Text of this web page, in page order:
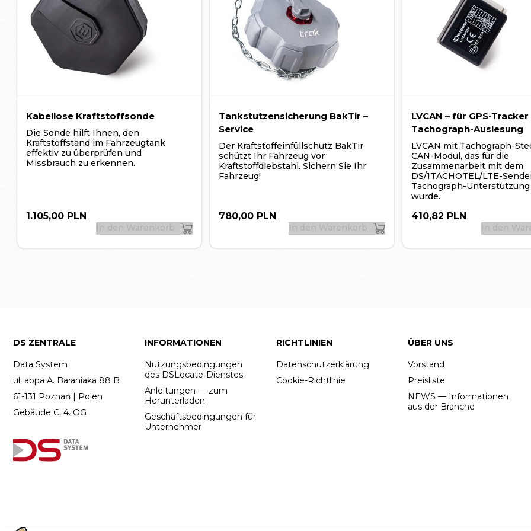
Smartphone gesendet und erscheinen auf dem Bildschirm des Smartphones. Wird die DSLocate-
Anwendung nicht auf einem Smartphone genutzt, werden die Benachrichtigungen an die bei der
Kontoerstellung im DSLocate-System angegebene E-Mail-Adresse gesendet und können über
einen Browser auf einem herkömmlichen Computer eingesehen werden.
Kabellose Kraftstoffsonde
Die Sonde hilft Ihnen, den
Kraftstoffstand im Fahrzeugtank
effektiv zu überprüfen und
Missbrauch zu erkennen.
1.105,00 PLN
In den Warenkorb
Tankstutzensicherung BakTir –
Service
Der Kraftstoffeinfüllschutz BakTir
schützt Ihr Fahrzeug vor
Kraftstoffdiebstahl. Sichern Sie Ihr
Fahrzeug!
780,00 PLN
In den Warenkorb
LVCAN – für GPS-
Tachograph-Auslesung
LVCAN mit Tachograph-
CAN-Modul, das für die
Zusammenarbeit mit dem
DS/1TACHOTEL/LTE-
Tachograph-
wurde.
410,82 PLN
In den
DS ZENTRALE
Data System
ul. abpa A. Baraniaka 88 B
61-131 Poznań | Polen
Gebäude C, 4. OG
INFORMATIONEN
Nutzungsbedingungen
des DSLocate-Dienstes
Anleitungen — zum
Herunterladen
Geschäftsbedingungen für
Unternehmer
RICHTLINIEN
Datenschutzerklärung
Cookie-Richtlinie
ÜBER UNS
Vorstand
Preisliste
NEWS — Informationen
aus der Branche